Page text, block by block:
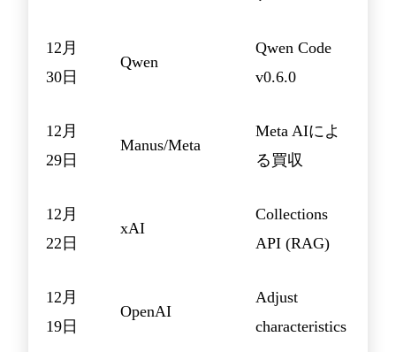
12月
30日
Qwen
Qwen Code
v0.6.0
12月
29日
Manus/Meta
Meta AIによ
る買収
12月
22日
xAI
Collections
API (RAG)
12月
19日
OpenAI
Adjust
characteristics